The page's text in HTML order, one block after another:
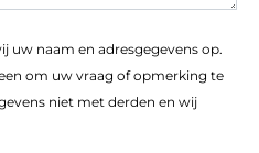
uw naam en adresgegevens op.
om uw vraag of opmerking te
niet met derden en wij